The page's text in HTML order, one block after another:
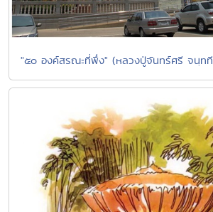
"๕๐ องค์สรณะที่พึ่ง" (หลวงปู่จันทร์ศรี จนฺทที